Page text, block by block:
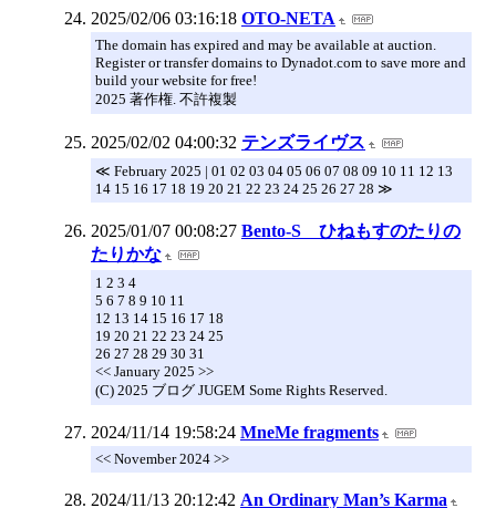
2025/02/06 03:16:18 OTO-NETA
The domain has expired and may be available at auction.
Register or transfer domains to Dynadot.com to save more and
build your website for free!
2025 著作権. 不許複製
2025/02/02 04:00:32 テンズライヴス
≪ February 2025 | 01 02 03 04 05 06 07 08 09 10 11 12 13
14 15 16 17 18 19 20 21 22 23 24 25 26 27 28 ≫
2025/01/07 00:08:27 Bento-S ひねもすのたりの
たりかな
1 2 3 4
5 6 7 8 9 10 11
12 13 14 15 16 17 18
19 20 21 22 23 24 25
26 27 28 29 30 31
<< January 2025 >>
(C) 2025 ブログ JUGEM Some Rights Reserved.
2024/11/14 19:58:24 MneMe fragments
<< November 2024 >>
2024/11/13 20:12:42 An Ordinary Man’s Karma